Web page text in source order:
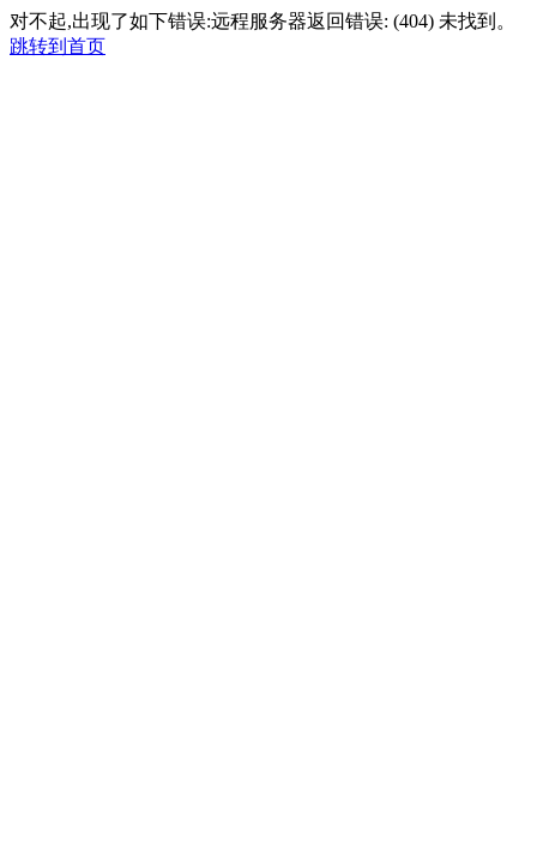
对不起,出现了如下错误:远程服务器返回错误: (404) 未找到。
跳转到首页